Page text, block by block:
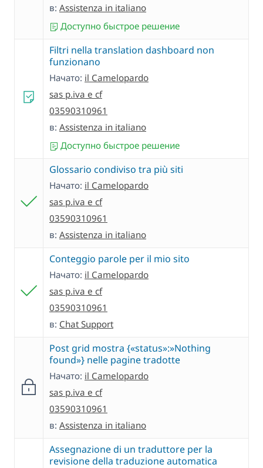
в: Assistenza in italiano
Доступно быстрое решение
Filtri nella translation dashboard non
funzionano
Начато: il Camelopardo
sas p.iva e cf
03590310961
в: Assistenza in italiano
Доступно быстрое решение
Glossario condiviso tra più siti
Начато: il Camelopardo
sas p.iva e cf
03590310961
в: Assistenza in italiano
Conteggio parole per il mio sito
Начато: il Camelopardo
sas p.iva e cf
03590310961
в: Chat Support
Post grid mostra {«status»:»Nothing
found»} nelle pagine tradotte
Начато: il Camelopardo
sas p.iva e cf
03590310961
в: Assistenza in italiano
Assegnazione di un traduttore per la
revisione della traduzione automatica